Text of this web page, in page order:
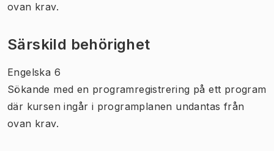
ovan krav.
Särskild behörighet
Engelska 6
Sökande med en programregistrering på ett program
där kursen ingår i programplanen undantas från
ovan krav.